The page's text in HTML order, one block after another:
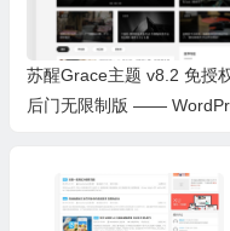
苏醒Grace主题 v8.2 免授
后门无限制版 ——